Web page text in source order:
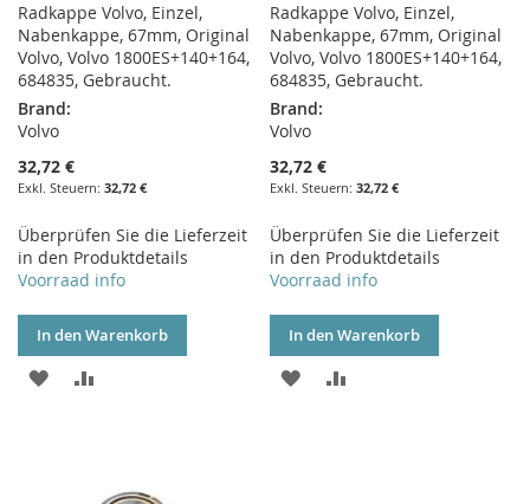
Radkappe Volvo, Einzel,
Nabenkappe, 67mm, Original
Volvo, Volvo 1800ES+140+164,
684835, Gebraucht.
Brand:
Volvo
32,72 €
32,72 €
Überprüfen Sie die Lieferzeit
in den Produktdetails
Voorraad info
In den Warenkorb
ZUR
Radkappe Volvo, Einzel,
Nabenkappe, 67mm, Original
Volvo, Volvo 1800ES+140+164,
684835, Gebraucht.
Brand:
Volvo
32,72 €
32,72 €
Überprüfen Sie die Lieferzeit
in den Produktdetails
Voorraad info
In den Warenkorb
ZUR